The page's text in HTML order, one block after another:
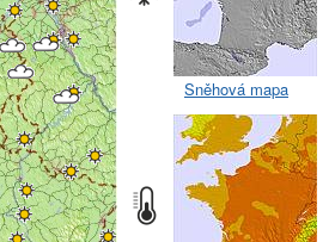
Sněhová mapa